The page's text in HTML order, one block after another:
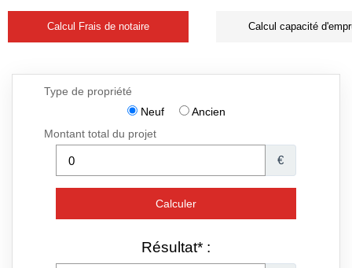
Calcul Frais de notaire Calcul capacité